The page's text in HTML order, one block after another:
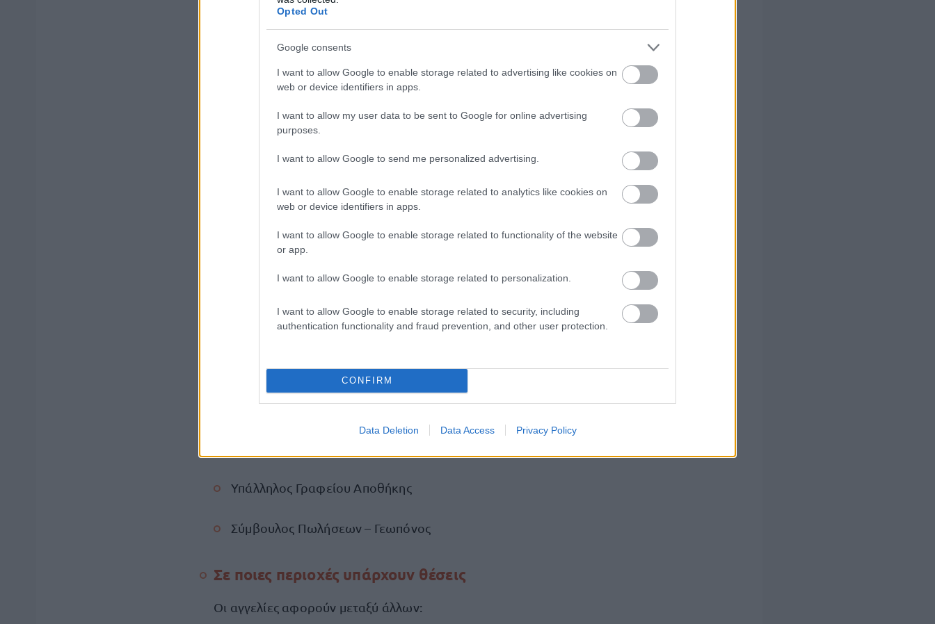
Opted Out
Google consents
I want to allow Google to enable storage related to advertising like cookies on
web or device identifiers in apps.
I want to allow my user data to be sent to Google for online advertising
purposes.
I want to allow Google to send me personalized advertising.
I want to allow Google to enable storage related to analytics like cookies on
web or device identifiers in apps.
I want to allow Google to enable storage related to functionality of the website
or app.
I want to allow Google to enable storage related to personalization.
I want to allow Google to enable storage related to security, including
authentication functionality and fraud prevention, and other user protection.
CONFIRM
Data Deletion Data Access Privacy Policy
Υπάλληλος Αποθήκης – Χειριστής Κλαρκ
Junior Accountant – Τμήμα Γενικής Λογιστικής
Junior Accountant – Τμήμα Λογιστηρίου Προμηθευτών
Σύμβουλος Πωλήσεων – Καλαμάτα
Junior Brand Specialist
Social Media & Content Specialist
Ταμίας – Παλλήνη (Part Time)
Deputy Store Manager
Σύμβουλος Πωλήσεων – Αλεξανδρούπολη
IT Trainee (Πρακτική Άσκηση)
B2B Εκπρόσωπος Πωλήσεων
Υπάλληλος Γραφείου Αποθήκης
Σύμβουλος Πωλήσεων – Γεωπόνος
Σε ποιες περιοχές υπάρχουν θέσεις
Οι αγγελίες αφορούν μεταξύ άλλων: